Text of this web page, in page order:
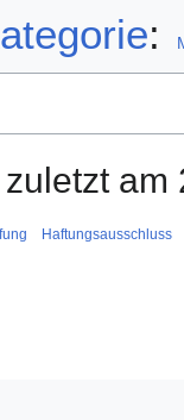
:
Haftungsausschluss